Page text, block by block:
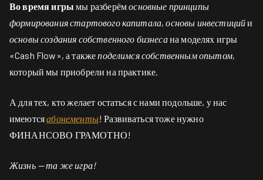
Во время игры мы разберёмосновные принципы
формирования стартового капитала,основы инвестицийи
основы создания собственного бизнесана моделях игры
«Cash Flow», а такжеподелимся собственным опытом,
который мы приобрели на практике.
А для тех, кто желает остаться с нами подольше, у нас
имеютсяабонементы! Развиваться тоже нужно
ФИНАНСОВО ГРАМОТНО!
Жизнь — та же игра!